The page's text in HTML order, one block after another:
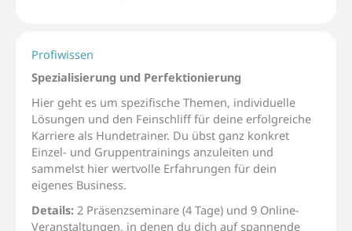
Profiwissen
Spezialisierung und Perfektionierung
Hier geht es um spezifische Themen, individuelle
Lösungen und den Feinschliff für deine erfolgreiche
Karriere als Hundetrainer. Du übst ganz konkret
Einzel- und Gruppentrainings anzuleiten und
sammelst hier wertvolle Erfahrungen für dein
eigenes Business.
Details: 2 Präsenzseminare (4 Tage) und 9 Online-
Veranstaltungen, in denen du dich auf spannende